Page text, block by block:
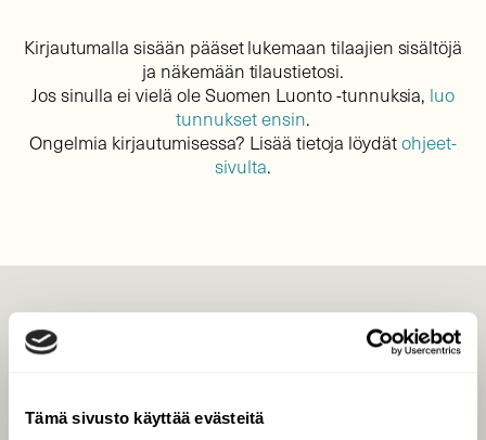
Tämä sivusto käyttää evästeitä
Kirjautumalla sisään pääset lukemaan tilaajien sisältöjä
ja näkemään tilaustietosi.
Jos sinulla ei vielä ole Suomen Luonto -tunnuksia, luo
tunnukset ensin.
Ongelmia kirjautumisessa? Lisää tietoja löydätohjeet-
sivulta.
Tilaa digilukuoikeus